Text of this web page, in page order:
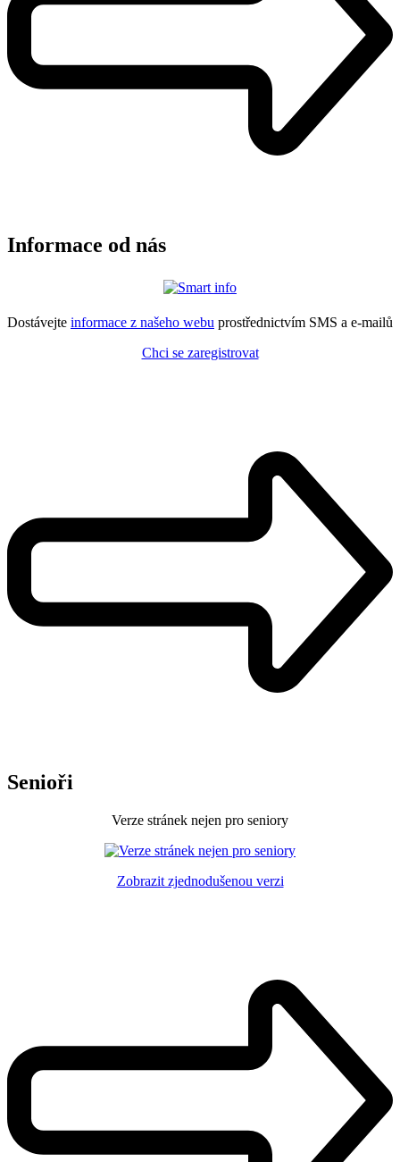
Informace od nás
Dostávejte informace z našeho webu prostřednictvím SMS a e-mailů
Chci se zaregistrovat
Senioři
Verze stránek nejen pro seniory
Zobrazit zjednodušenou verzi